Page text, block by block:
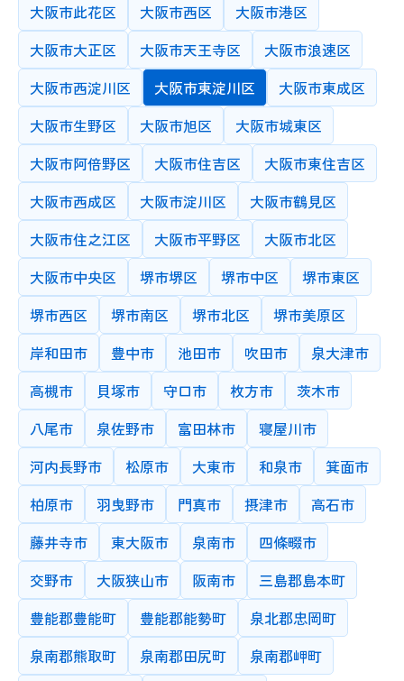
最低時給 以下
授業カテゴリーと最低時給の両方を選択してください
希望する指導場所を選択してください
先生の住所で検索する
対面指導時に交通費を抑えるなど、近隣の先生を希望される場合
にご利用ください
大学院
大学/高専
高校
中学校
小学校
その他
最終学歴の卒業証書や証明書の確認が取れている先生に絞って検
索します
教師の性別
男性
どちらでも可
女性
情報の更新
指定しない
3か月以内
1年以内
3年以内
年齢
10代
20代 30代 40代 50代 60代
登録時もしくは情報更新時の年齢をもとに検索できます
最終学歴証明
あり
最終学歴の卒業証書や証明書の確認が取れている先生に絞って検
索します
MBTI
教師の書画(手元) カメラの保有状況
キーワード
●●と●●を対象にキーワード検索をおこないます
教師ID
完全に一致する教師IDを検索します。
検索条件をクリア
検索する
大阪市此花区
大阪市西区
大阪市港区
大阪市大正区
大阪市天王寺区
大阪市浪速区
大阪市西淀川区
大阪市東淀川区
大阪市東成区
大阪市生野区
大阪市旭区
大阪市城東区
大阪市阿倍野区
大阪市住吉区
大阪市東住吉区
大阪市西成区
大阪市淀川区
大阪市鶴見区
大阪市住之江区
大阪市平野区
大阪市北区
大阪市中央区
堺市堺区 堺市中区
堺市東区
堺市西区
堺市南区 堺市北区
堺市美原区
岸和田市
豊中市 池田市 吹田市
泉大津市
高槻市
貝塚市 守口市 枚方市
茨木市
八尾市
泉佐野市 富田林市
寝屋川市
河内長野市
松原市 大東市 和泉市
箕面市
柏原市
羽曳野市 門真市 摂津市
高石市
藤井寺市
東大阪市 泉南市
四條畷市
交野市
大阪狭山市 阪南市
三島郡島本町
豊能郡豊能町
豊能郡能勢町
泉北郡忠岡町
泉南郡熊取町
泉南郡田尻町
泉南郡岬町